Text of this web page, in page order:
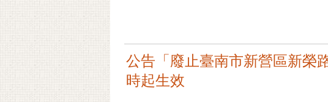
公告「廢止臺南市新營區新榮
時起生效